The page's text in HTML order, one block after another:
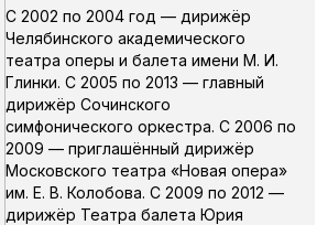
С 2002 по 2004 год — дирижёр
Челябинского академического
театра оперы и балета имени М. И.
Глинки. С 2005 по 2013 — главный
дирижёр Сочинского
симфонического оркестра. С 2006 по
2009 — приглашённый дирижёр
Московского театра «Новая опера»
им. Е. В. Колобова. С 2009 по 2012 —
дирижёр Театра балета Юрия